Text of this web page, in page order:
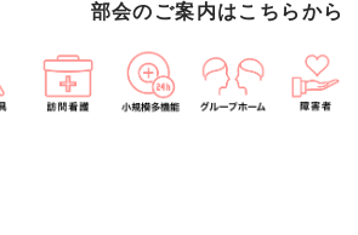
部会のご案内はこちらから